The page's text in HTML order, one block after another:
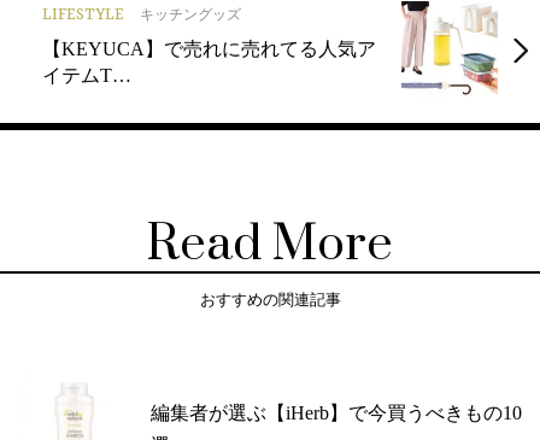
LIFESTYLE キッチングッズ
【KEYUCA】で売れに売れてる人気ア
イテムT…
Read More
おすすめの関連記事
編集者が選ぶ【iHerb】で今買うべきもの10